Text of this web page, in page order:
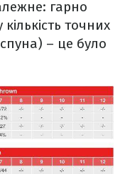
гарно
точних
– це було